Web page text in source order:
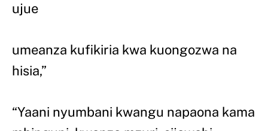
ujue
umeanza kufikiria kwa kuongozwa na
hisia,”
“Yaani nyumbani kwangu napaona kama